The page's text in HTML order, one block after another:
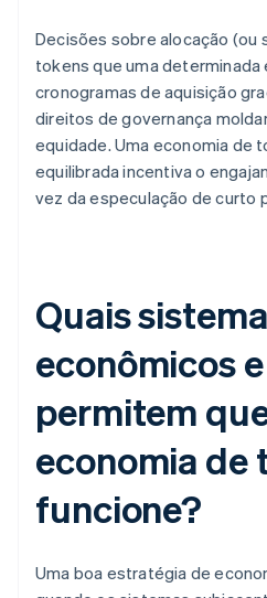
Decisões sobre alocação (ou
tokens que uma
cronogramas de aquisição
direitos de governança
equidade. Uma economia de
equilibrada incentiva o
vez da especulação de curto
Quais
econômicos
permitem
economia de
funcione?
Uma boa estratégia de